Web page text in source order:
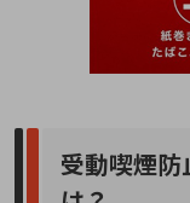
受動喫煙